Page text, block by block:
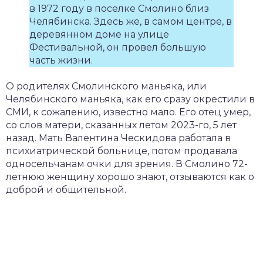
в 1972 году в поселке Смолино близ
Челябинска. Здесь же, в самом центре, в
деревянном доме на улице
Фестивальной, он провел большую
часть жизни.
О родителях Смолинского маньяка, или
Челябинского маньяка, как его сразу окрестили в
СМИ, к сожалению, известно мало. Его отец умер,
со слов матери, сказанных летом 2023-го, 5 лет
назад. Мать Валентина Ческидова работала в
психиатрической больнице, потом продавала
односельчанам очки для зрения. В Смолино 72-
летнюю женщину хорошо знают, отзываются как о
доброй и общительной.